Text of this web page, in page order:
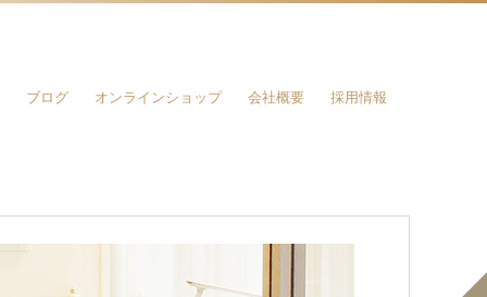
ブログ オンラインショップ 会社概要 採用情報